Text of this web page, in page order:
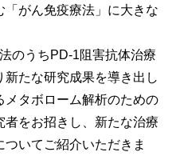
「がん免疫療法」に大きな
のうち PD-1阻害抗体治療
たな研究成果を導き出し
メタボローム解析のための
をお招きし、新たな治療
いてご紹介いただきま